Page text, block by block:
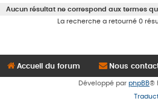
Aucun résultat ne correspond aux termes
La recherche a retourné 0
Accueil du forum Nous
Développé par phpBB®